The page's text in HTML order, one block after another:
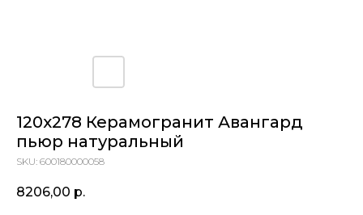
120х278 Керамогранит Авангард
пьюр натуральный
SKU: 600180000058
8206,00 р.